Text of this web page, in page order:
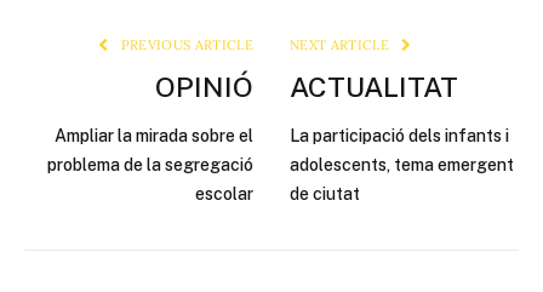
PREVIOUS ARTICLE
OPINIÓ
Ampliar la mirada sobre el
problema de la segregació
escolar
NEXT ARTICLE
ACTUALITAT
La participació dels infants i
adolescents, tema emergent
de ciutat